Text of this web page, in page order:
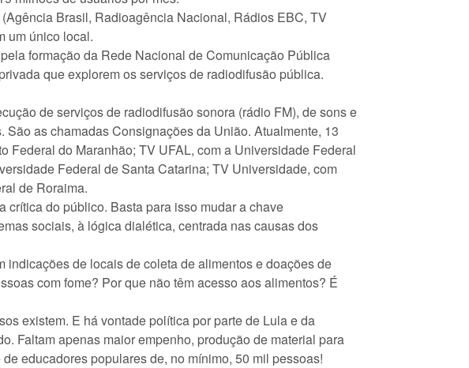
Brasil, Radioagência Nacional, Rádios EBC, TV
um único local.
formação da Rede Nacional de Comunicação Pública
que explorem os serviços de radiodifusão pública.
de serviços de radiodifusão sonora (rádio FM), de sons e
as chamadas Consignações da União. Atualmente, 13
Federal do Maranhão; TV UFAL, com a Universidade Federal
Federal de Santa Catarina; TV Universidade, com
de Roraima.
do público. Basta para isso mudar a chave
sociais, à lógica dialética, centrada nas causas dos
de locais de coleta de alimentos e doações de
com fome? Por que não têm acesso aos alimentos? É
existem. E há vontade política por parte de Lula e da
Faltam apenas maior empenho, produção de material para
educadores populares de, no mínimo, 50 mil pessoas!